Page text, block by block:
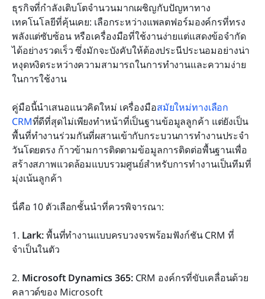
ธุรกิจที่กำลังเติบโตจำนวนมากเผชิญกับปัญหาทาง
เทคโนโลยีที่คุ้นเคย: เลือกระหว่างแพลตฟอร์มองค์กรที่ทรง
พลังแต่ซับซ้อน หรือเครื่องมือที่ใช้งานง่ายแต่แสดงข้อจำกัด
ได้อย่างรวดเร็ว ซึ่งมักจะบังคับให้ต้องประนีประนอมอย่างน่า
หงุดหงิดระหว่างความสามารถในการทำงานและความง่าย
ในการใช้งาน
คู่มือนี้นำเสนอแนวคิดใหม่ เครื่องมือสมัยใหม่ทางเลือก
CRMที่ดีที่สุดไม่เพียงทำหน้าที่เป็นฐานข้อมูลลูกค้า แต่ยังเป็น
พื้นที่ทำงานร่วมกันที่ผสานเข้ากับกระบวนการทำงานประจำ
วันโดยตรง ก้าวข้ามการติดตามข้อมูลการติดต่อพื้นฐานเพื่อ
สร้างสภาพแวดล้อมแบบรวมศูนย์สำหรับการทำงานเป็นทีมที่
มุ่งเน้นลูกค้า
นี่คือ 10 ตัวเลือกชั้นนำที่ควรพิจารณา:
1. Lark: พื้นที่ทำงานแบบครบวงจรพร้อมฟังก์ชัน CRM ที่
จำเป็นในตัว
2. Microsoft Dynamics 365: CRM องค์กรที่ขับเคลื่อนด้วย
คลาวด์ของ Microsoft
การเจาะลึกทางเลือก CRM ยอดนิยม
วิธีตัดสินใจขั้นสุดท้ายเกี่ยวกับ CRM ของคุณ
บทสรุป
คำถามที่พบบ่อย
การอ่านที่เกี่ยวข้อง